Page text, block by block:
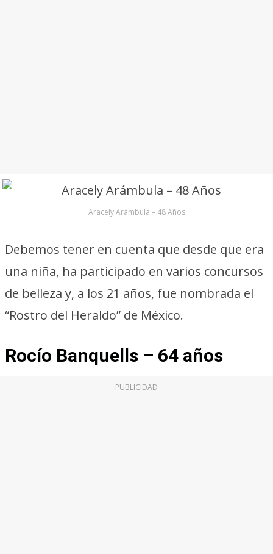
Aracely Arámbula – 48 Años
Debemos tener en cuenta que desde que era
una niña, ha participado en varios concursos
de belleza y, a los 21 años, fue nombrada el
“Rostro del Heraldo” de México.
Rocío Banquells – 64 años
PUBLICIDAD